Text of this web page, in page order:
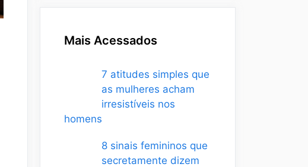
Mais Acessados
7 atitudes simples que
as mulheres acham
irresistíveis nos
homens
8 sinais femininos que
secretamente dizem